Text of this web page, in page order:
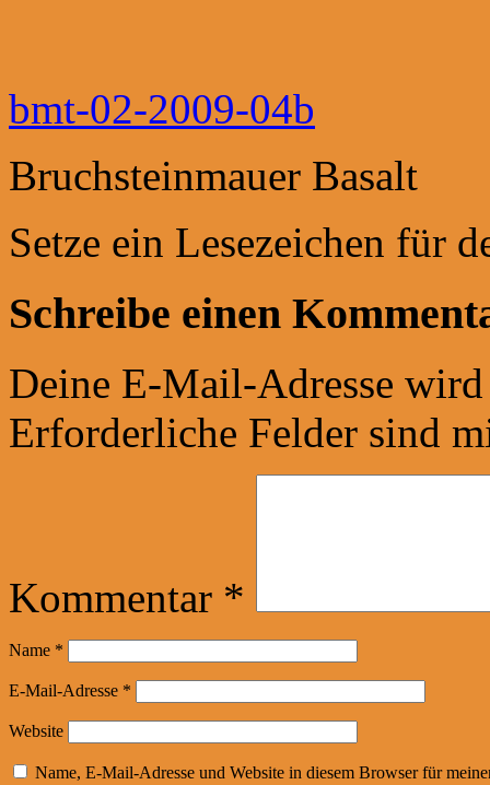
bmt-02-2009-04b
Bruchsteinmauer Basalt
Setze ein Lesezeichen für
Schreibe einen
Deine E-Mail-Adresse
Erforderliche Felder sind
Kommentar *
Name *
E-Mail-Adresse *
Website
Name, E-Mail-Adresse und Website in diesem Browser für